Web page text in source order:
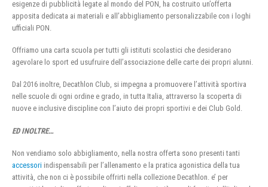
esigenze di pubblicità legate al mondo del PON, ha costruito un’offerta
apposita dedicata ai materiali e all’abbigliamento personalizzabile con i loghi
ufficiali PON.
Offriamo una carta scuola per tutti gli istituti scolastici che desiderano
agevolare lo sport ed usufruire dell’associazione delle carte dei propri alunni.
Dal 2016 inoltre, Decathlon Club, si impegna a promuovere l’attività sportiva
nelle scuole di ogni ordine e grado, in tutta Italia, attraverso la scoperta di
nuove e inclusive discipline con l’aiuto dei propri sportivi e dei Club Gold.
ED INOLTRE…
Non vendiamo solo abbigliamento, nella nostra offerta sono presenti tanti
accessori indispensabili per l’allenamento e la pratica agonistica della tua
attività, che non ci è possibile offrirti nella collezione Decathlon. e’ per